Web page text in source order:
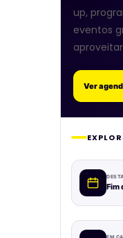
up,
eventos
Ver
Fim